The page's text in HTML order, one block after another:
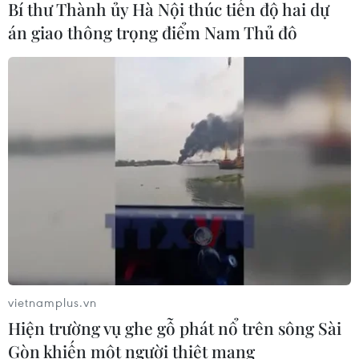
04/08/2026 22:42
Báo động xu hướng gia tăng người
trẻ mắc ung thư
Tây Ban Nha phát trực tiếp nhật thực
toàn phần từ độ cao 9.000 m
04/08/2026 13:23
Bí thư Thành ủy Hà Nội thúc tiến độ hai dự
án giao thông trọng điểm Nam Thủ đô
vietnamplus.vn
Hiện trường vụ ghe gỗ phát nổ trên sông Sài
Gòn khiến một người thiệt mạng